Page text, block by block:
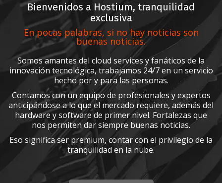
Bienvenidos a Hostium, tranquilidad
exclusiva
En pocas palabras, si no hay noticias son
buenas noticias.
Somos amantes del cloud services y fanáticos de la
innovación tecnológica, trabajamos 24/7 en un servicio
hecho por y para las personas.
Contamos con un equipo de profesionales y expertos
anticipándose a lo que el mercado requiere, además del
hardware y software de primer nivel. Fortalezas que
nos permiten dar siempre buenas noticias.
Eso significa ser premium, contar con el privilegio de la
tranquilidad en la nube.